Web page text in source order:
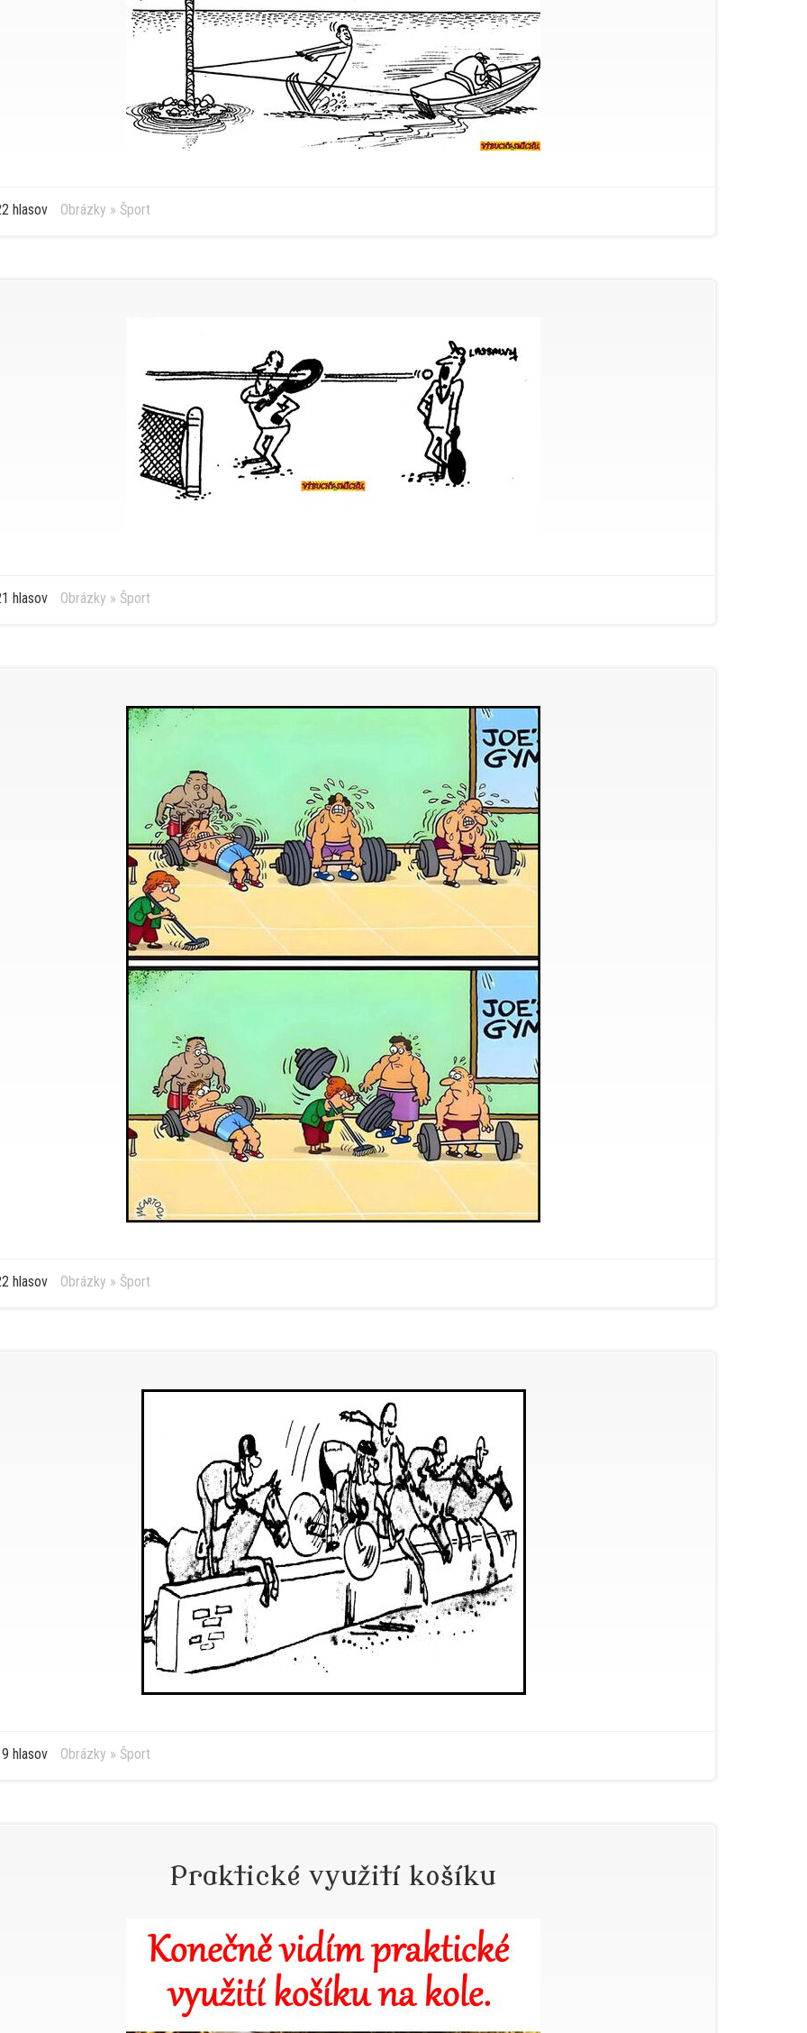
hlasov Obrázky » Šport
hlasov Obrázky » Šport
hlasov Obrázky » Šport
hlasov Obrázky » Šport
Praktické využití košíku